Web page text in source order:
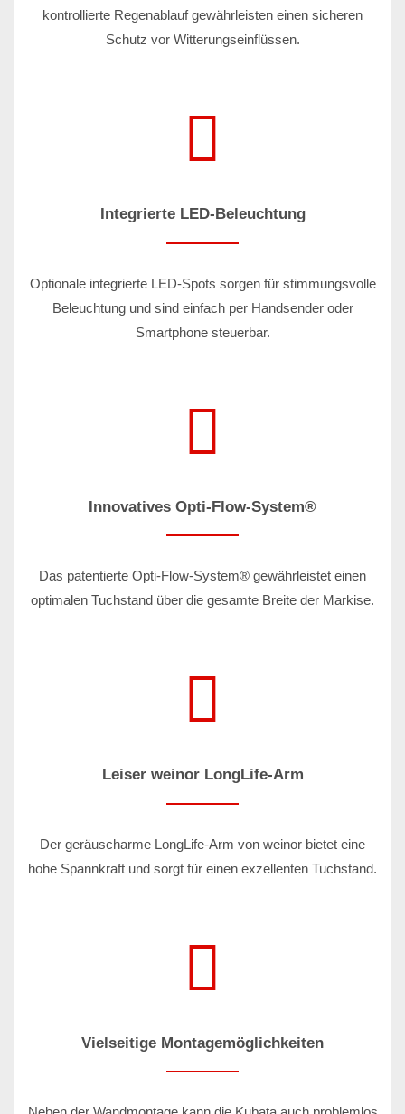
kontrollierte Regenablauf gewährleisten einen sicheren
Schutz vor Witterungseinflüssen.
Integrierte LED-Beleuchtung
Optionale integrierte LED-Spots sorgen für stimmungsvolle
Beleuchtung und sind einfach per Handsender oder
Smartphone steuerbar.
Innovatives Opti-Flow-System®
Das patentierte Opti-Flow-System® gewährleistet einen
optimalen Tuchstand über die gesamte Breite der Markise.
Leiser weinor LongLife-Arm
Der geräuscharme LongLife-Arm von weinor bietet eine
hohe Spannkraft und sorgt für einen exzellenten Tuchstand.
Vielseitige Montagemöglichkeiten